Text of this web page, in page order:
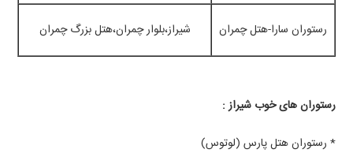
رستوران سارا-هتل چمران شیراز،بلوار چمران،هتل بزرگ چمران
رستوران های خوب شیراز :
* رستوران هتل پارس (لوتوس)